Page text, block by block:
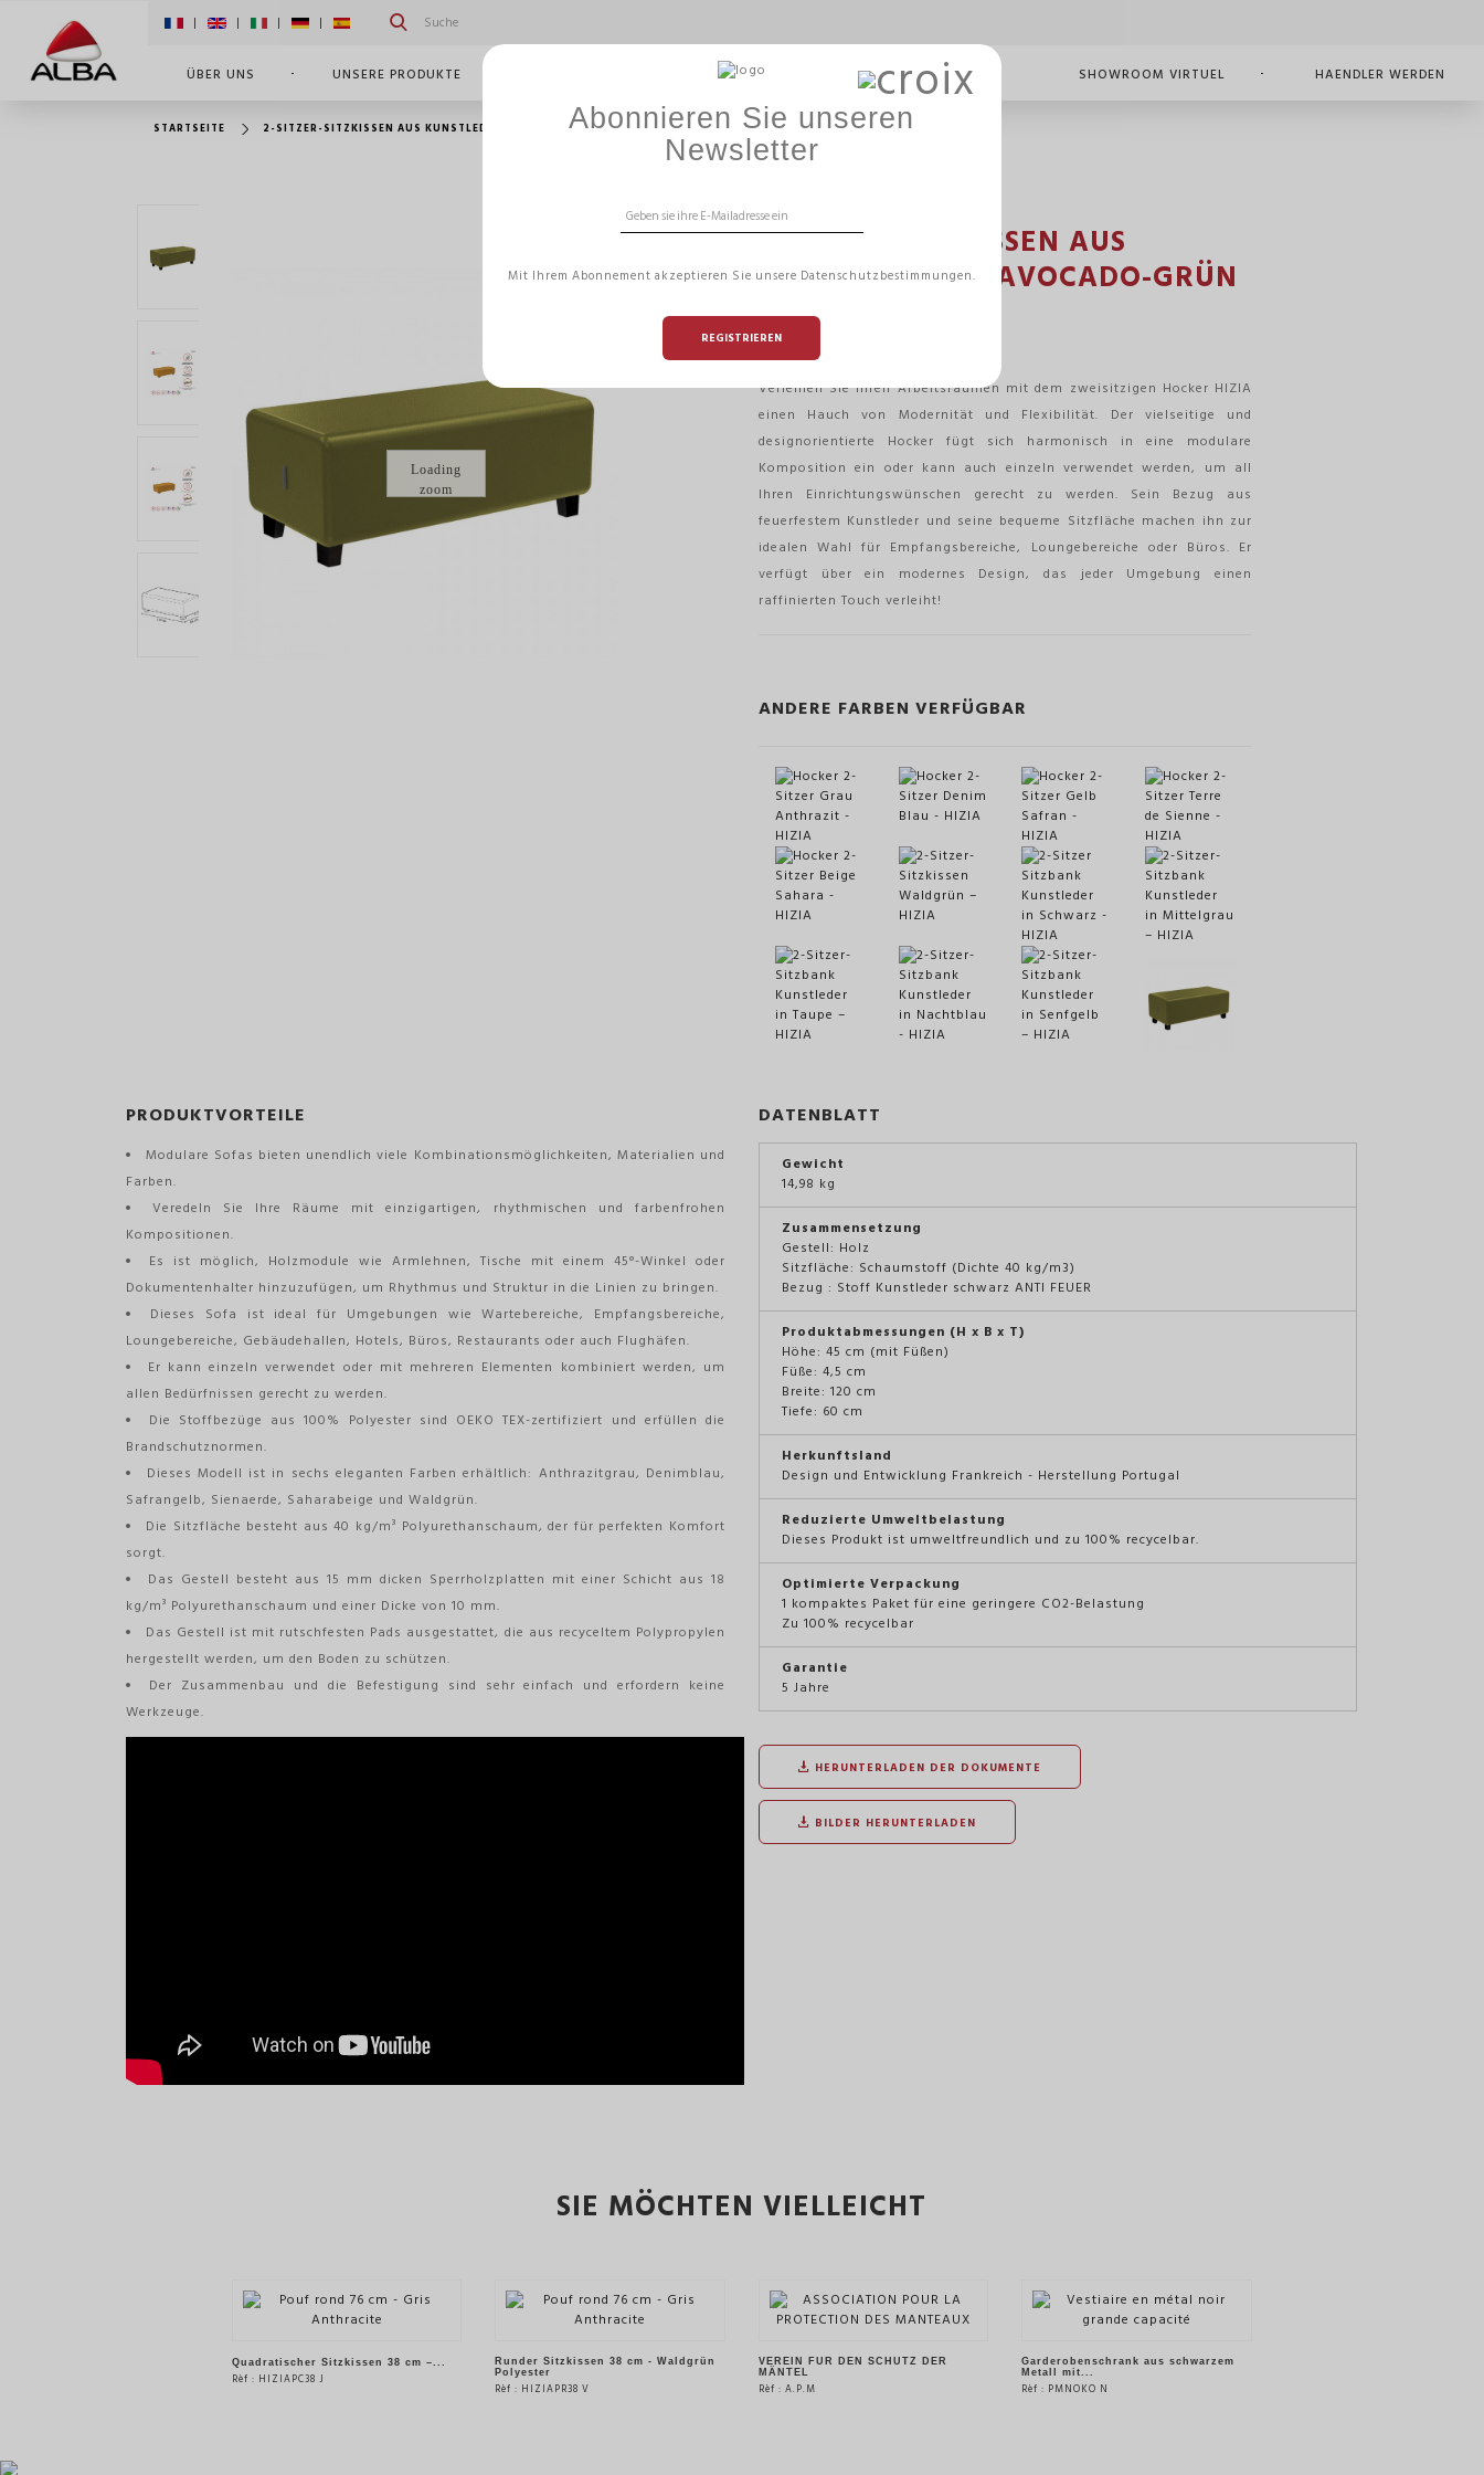
| | | |
ÜBER UNS UNSERE PRODUKTE GAMME HIZÏA BÜROMANAGEMENT SHOWROOM VIRTUEL HAENDLER WERDEN
STARTSEITE 2-SITZER-SITZKISSEN AUS KUNSTLEDER IN AVOCADO-GRÜN – HIZIA
Loading
zoom
2-SITZER-SITZKISSEN AUS
KUNSTLEDER IN AVOCADO-GRÜN
– HIZIA
Referenz:
Verleihen Sie Ihren Arbeitsräumen mit dem zweisitzigen Hocker HIZIA
einen Hauch von Modernität und Flexibilität. Der vielseitige und
designorientierte Hocker fügt sich harmonisch in eine modulare
Komposition ein oder kann auch einzeln verwendet werden, um all
Ihren Einrichtungswünschen gerecht zu werden. Sein Bezug aus
feuerfestem Kunstleder und seine bequeme Sitzfläche machen ihn zur
idealen Wahl für Empfangsbereiche, Loungebereiche oder Büros. Er
verfügt über ein modernes Design, das jeder Umgebung einen
raffinierten Touch verleiht!
ANDERE FARBEN VERFÜGBAR
PRODUKTVORTEILE
Modulare Sofas bieten unendlich viele Kombinationsmöglichkeiten, Materialien und
Farben.
Veredeln Sie Ihre Räume mit einzigartigen, rhythmischen und farbenfrohen
Kompositionen.
Es ist möglich, Holzmodule wie Armlehnen, Tische mit einem 45°-Winkel oder
Dokumentenhalter hinzuzufügen, um Rhythmus und Struktur in die Linien zu bringen.
Dieses Sofa ist ideal für Umgebungen wie Wartebereiche, Empfangsbereiche,
Loungebereiche, Gebäudehallen, Hotels, Büros, Restaurants oder auch Flughäfen.
Er kann einzeln verwendet oder mit mehreren Elementen kombiniert werden, um
allen Bedürfnissen gerecht zu werden.
Die Stoffbezüge aus 100% Polyester sind OEKO TEX-zertifiziert und erfüllen die
Brandschutznormen.
Dieses Modell ist in sechs eleganten Farben erhältlich: Anthrazitgrau, Denimblau,
Safrangelb, Sienaerde, Saharabeige und Waldgrün.
Die Sitzfläche besteht aus 40 kg/m³ Polyurethanschaum, der für perfekten Komfort
sorgt.
Das Gestell besteht aus 15 mm dicken Sperrholzplatten mit einer Schicht aus 18
kg/m³ Polyurethanschaum und einer Dicke von 10 mm.
Das Gestell ist mit rutschfesten Pads ausgestattet, die aus recyceltem Polypropylen
hergestellt werden, um den Boden zu schützen.
Der Zusammenbau und die Befestigung sind sehr einfach und erfordern keine
Werkzeuge.
DATENBLATT
Gewicht
14,98 kg
Zusammensetzung
Gestell: Holz
Sitzfläche: Schaumstoff (Dichte 40 kg/m3)
Bezug : Stoff Kunstleder schwarz ANTI FEUER
Produktabmessungen (H x B x T)
Höhe: 45 cm (mit Füßen)
Füße: 4,5 cm
Breite: 120 cm
Tiefe: 60 cm
Herkunftsland
Design und Entwicklung Frankreich - Herstellung Portugal
Reduzierte Umweltbelastung
Dieses Produkt ist umweltfreundlich und zu 100% recycelbar.
Optimierte Verpackung
1 kompaktes Paket für eine geringere CO2-Belastung
Zu 100% recycelbar
Garantie
5 Jahre
HERUNTERLADEN DER DOKUMENTE
BILDER HERUNTERLADEN
SIE MÖCHTEN VIELLEICHT
Quadratischer Sitzkissen 38 cm –...
Rèf : HIZIAPC38 J
Runder Sitzkissen 38 cm - Waldgrün
Polyester
Rèf : HIZIAPR38 V
VEREIN FÜR DEN SCHUTZ DER
MÄNTEL
Rèf : A.P.M
Garderobenschrank aus schwarzem
Metall mit...
Rèf : PMNOKO N
Abonnieren Sie unseren
Newsletter
Mit Ihrem Abonnement akzeptieren Sie unsere Datenschutzbestimmungen.
REGISTRIEREN